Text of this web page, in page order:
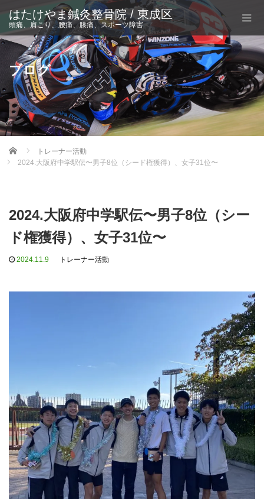
はたけやま鍼灸整骨院 / 東成区
頭痛、肩こり、腰痛、膝痛、スポーツ障害
ブログ
Home
トレーナー活動
2024.大阪府中学駅伝〜男子8位（シード権獲得）、女子31位〜
2024.大阪府中学駅伝〜男子8位（シー
ド権獲得）、女子31位〜
2024.11.9 トレーナー活動